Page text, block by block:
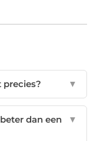
precies? ▼
dan een
▼